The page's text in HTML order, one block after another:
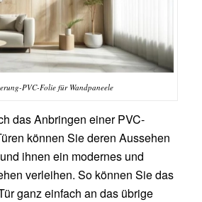
PVC-Folie für Wandpaneele
das Anbringen einer PVC-
können Sie deren Aussehen
ihnen ein modernes und
verleihen. So können Sie das
ganz einfach an das übrige